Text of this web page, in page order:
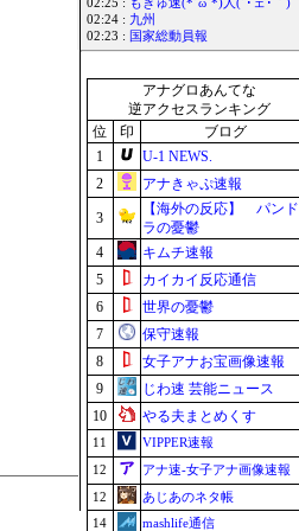
02:25 : もきゅ速(*´ω`*)人(´･ェ･｀)
02:24 : 九州
02:23 : 国家総動員報
アナグロあんてな
逆アクセスランキング
位
印
ブログ
1
U-1 NEWS.
2
アナきゃぷ速報
3
【海外の反応】 パンド
ラの憂鬱
4
キムチ速報
5
カイカイ反応通信
6
世界の憂鬱
7
保守速報
8
女子アナお宝画像速報
9
じわ速 芸能ニュース
10
やる夫まとめくす
11
VIPPER速報
12
アナ速‐女子アナ画像速報
12
あじあのネタ帳
14
mashlife通信